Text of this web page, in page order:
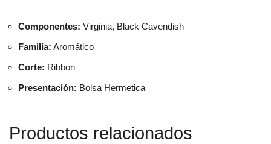
Componentes: Virginia, Black Cavendish
Familia: Aromático
Corte: Ribbon
Presentación: Bolsa Hermetica
Productos relacionados